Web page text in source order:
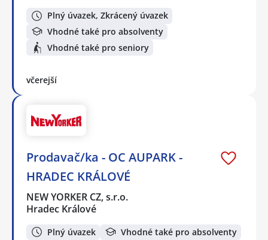
Plný úvazek, Zkrácený úvazek
Vhodné také pro absolventy
Vhodné také pro seniory
včerejší
Prodavač/ka - OC AUPARK -
HRADEC KRÁLOVÉ
NEW YORKER CZ, s.r.o.
Hradec Králové
Plný úvazek Vhodné také pro absolventy